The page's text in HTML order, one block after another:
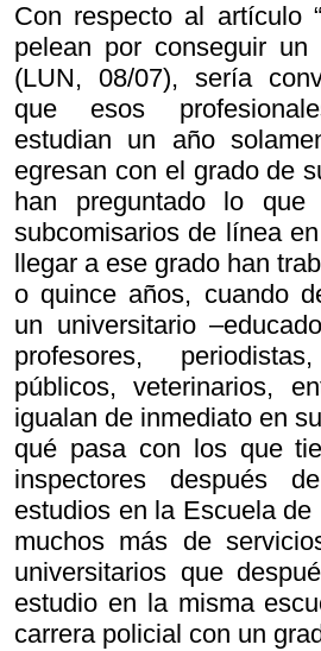
Con respecto al artículo
pelean por conseguir
(LUN, 08/07), sería
que esos
estudian un año
egresan con el grado de
han preguntado lo
subcomisarios de línea
llegar a ese grado han
o quince años, cuando
un universitario
profesores,
públicos, veterinarios,
igualan de inmediato en
qué pasa con los que
inspectores después
estudios en la Escuela
muchos más de
universitarios que
estudio en la misma
carrera policial con un